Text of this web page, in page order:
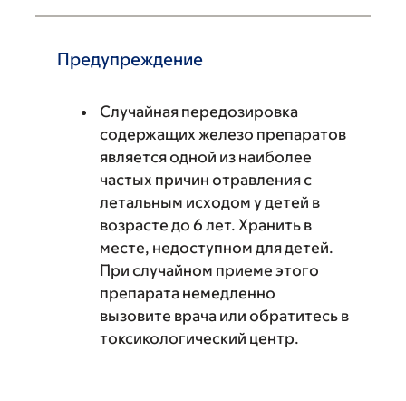
Предупреждение
Случайная передозировка
содержащих железо препаратов
является одной из наиболее
частых причин отравления с
летальным исходом у детей в
возрасте до 6 лет. Хранить в
месте, недоступном для детей.
При случайном приеме этого
препарата немедленно
вызовите врача или обратитесь в
токсикологический центр.